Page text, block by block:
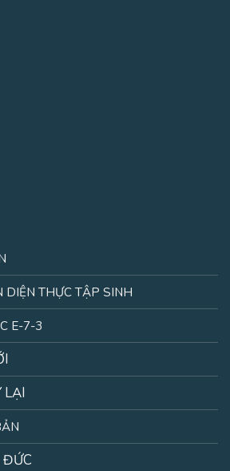
THỰC TẬP SINH
E-7-3
LẠI
ĐỨC